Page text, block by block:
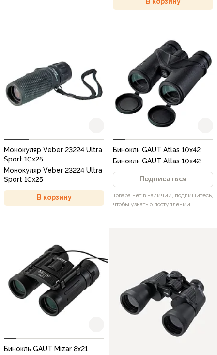
Монокуляр Veber 23224 Ultra
Sport 10x25
Монокуляр Veber 23224 Ultra
Sport 10x25
В корзину
Бинокль GAUT Atlas 10x42
Бинокль GAUT Atlas 10x42
Подписаться
Товара нет в наличии, подпишитесь,
чтобы узнать о поступлении
Бинокль GAUT Mizar 8x21